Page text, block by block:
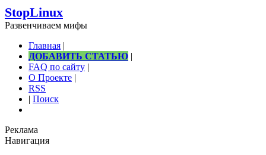
StopLinux
Развенчиваем мифы
Главная |
ДОБАВИТЬ СТАТЬЮ |
FAQ по сайту |
О Проекте |
RSS
| Поиск
Реклама
Навигация